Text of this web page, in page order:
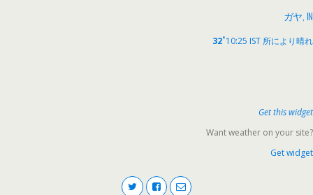
ガヤ, IN
32°10:25 IST 所により晴れ
Get this widget
Want weather on your site?
Get widget